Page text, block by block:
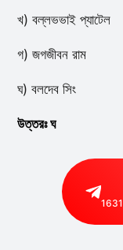
খ) বল্লভভাই প্যাটেল
গ) জগজীবন রাম
ঘ) বলদেব সিং
উত্তরঃ ঘ
1631